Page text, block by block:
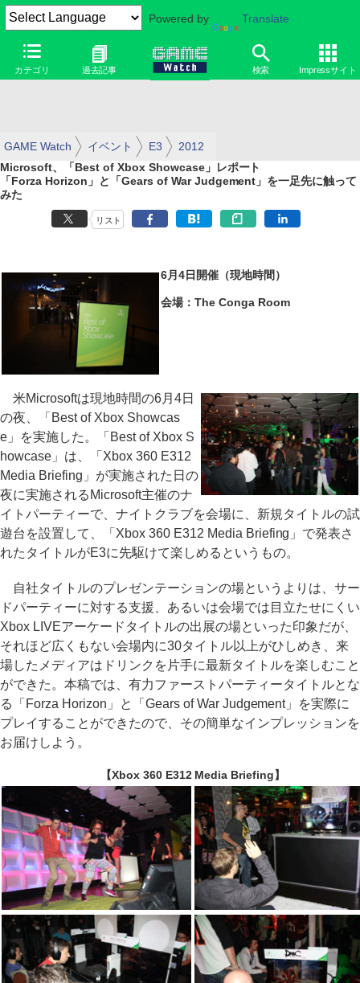
Powered by Translate
カテゴリ 過去記事 検索 Impressサイト
GAME Watch イベント E3
2012
Microsoft、「Best of Xbox Showcase」レポート
「Forza Horizon」と「Gears of War Judgement」を一足先に触って
みた
リスト
6月4日開催（現地時間）
会場：The Conga Room
米Microsoftは現地時間の6月4日
の夜、「Best of Xbox Showcas
e」を実施した。「Best of Xbox S
howcase」は、「Xbox 360 E312
Media Briefing」が実施された日の
夜に実施されるMicrosoft主催のナ
イトパーティーで、ナイトクラブを会場に、新規タイトルの試
遊台を設置して、「Xbox 360 E312 Media Briefing」で発表さ
れたタイトルがE3に先駆けて楽しめるというもの。
自社タイトルのプレゼンテーションの場というよりは、サー
ドパーティーに対する支援、あるいは会場では目立たせにくい
Xbox LIVEアーケードタイトルの出展の場といった印象だが、
それほど広くもない会場内に30タイトル以上がひしめき、来
場したメディアはドリンクを片手に最新タイトルを楽しむこと
ができた。本稿では、有力ファーストパーティータイトルとな
る「Forza Horizon」と「Gears of War Judgement」を実際に
プレイすることができたので、その簡単なインプレッションを
お届けしよう。
【Xbox 360 E312 Media Briefing】